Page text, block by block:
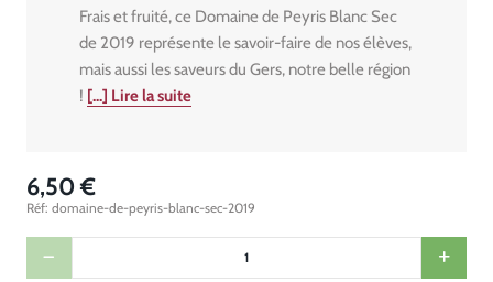
Frais et fruité, ce Domaine de Peyris Blanc Sec
de 2019 représente le savoir-faire de nos élèves,
mais aussi les saveurs du Gers, notre belle région
! [...] Lire la suite
6,50 €
Réf: domaine-de-peyris-blanc-sec-2019